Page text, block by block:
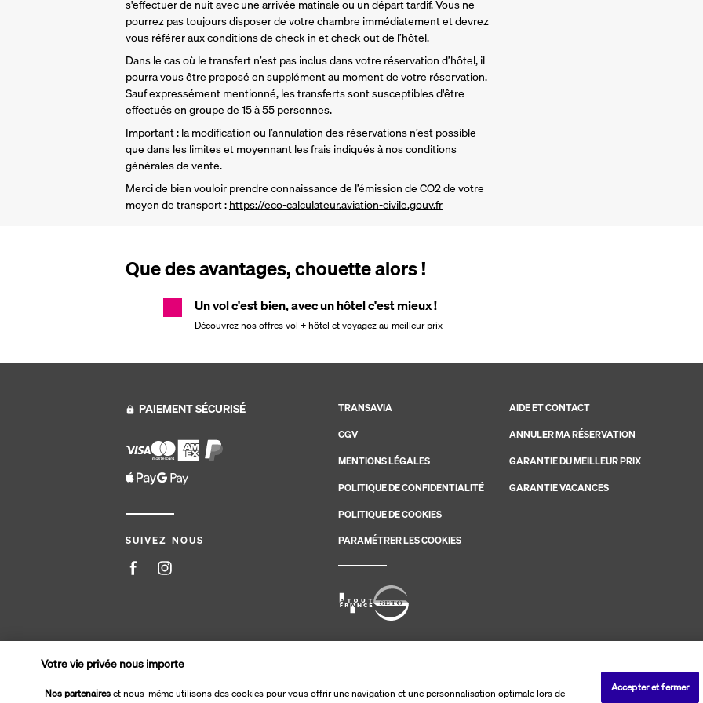
s'effectuer de nuit avec une arrivée matinale ou un départ tardif. Vous ne
pourrez pas toujours disposer de votre chambre immédiatement et devrez
vous référer aux conditions de check-in et check-out de l’hôtel.
Dans le cas où le transfert n’est pas inclus dans votre réservation d’hôtel, il
pourra vous être proposé en supplément au moment de votre réservation.
Sauf expressément mentionné, les transferts sont susceptibles d'être
effectués en groupe de 15 à 55 personnes.
Important : la modification ou l’annulation des réservations n’est possible
que dans les limites et moyennant les frais indiqués à nos conditions
générales de vente.
Merci de bien vouloir prendre connaissance de l’émission de CO2 de votre
moyen de transport : https://eco-calculateur.aviation-civile.gouv.fr
Que des avantages, chouette alors !
Un vol c'est bien, avec un hôtel c'est mieux !
Découvrez nos offres vol + hôtel et voyagez au meilleur prix
PAIEMENT SÉCURISÉ
SUIVEZ-NOUS
TRANSAVIA
CGV
MENTIONS LÉGALES
POLITIQUE DE CONFIDENTIALITÉ
POLITIQUE DE COOKIES
PARAMÉTRER LES COOKIES
AIDE ET CONTACT
ANNULER MA RÉSERVATION
GARANTIE DU MEILLEUR PRIX
GARANTIE VACANCES
Site édité par PerfectStay.com en partenariat avec Transavia. Les ventes sont réalisées par PerfectStay.com
Votre vie privée nous importe
Nos partenaireset nous-même utilisons des cookies pour vous offrir une navigation et une personnalisation optimale lors de
Accepter et fermer